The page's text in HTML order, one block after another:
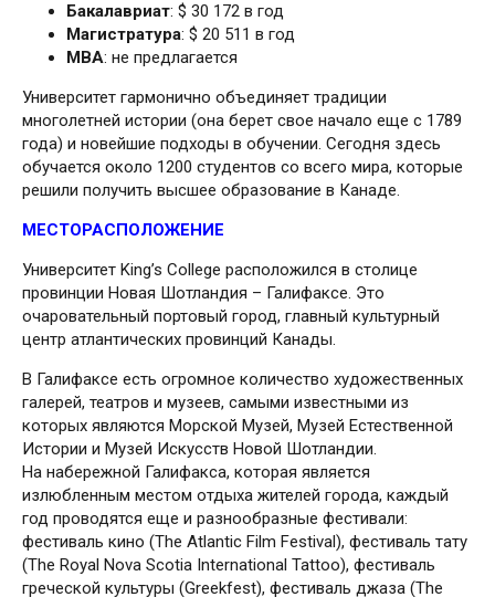
Бакалавриат: $ 30 172 в год
Магистратура: $ 20 511 в год
МВА: не предлагается
Университет гар­монично объеди­няет традиции
многолетней истории (она берет свое начало еще с 1789
года) и новейшие подходы в обучении. Сегодня здесь
обучается около 1200 студентов со всего мира, которые
решили получить высшее образование в Канаде.
МЕСТОРАСПОЛОЖЕНИЕ
Университет King’s College расположился в столице
провинции Новая Шотландия – Галифаксе. Это
очаровательный портовый город, главный культурный
центр атлантических провинций Канады.
В Галифаксе есть огромное количество художественных
галерей, театров и музеев, самыми известными из
которых являются Морской Музей, Музей Естественной
Истории и Музей Искусств Новой Шотландии.
На набережной Галифакса, которая является
излюбленным местом отдыха жителей города, каждый
год проводятся еще и разнообразные фестивали:
фестиваль кино (The Atlantic Film Festival), фестиваль тату
(The Royal Nova Scotia International Tattoo), фестиваль
греческой культуры (Greekfest), фестиваль джаза (The